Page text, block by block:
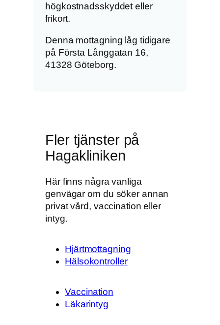
högkostnadsskyddet eller
frikort.
Denna mottagning låg tidigare
på Första Långgatan 16,
41328 Göteborg.
Fler tjänster på
Hagakliniken
Här finns några vanliga
genvägar om du söker annan
privat vård, vaccination eller
intyg.
Hjärtmottagning
Hälsokontroller
Vaccination
Läkarintyg